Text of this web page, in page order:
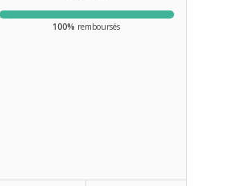
100% remboursés